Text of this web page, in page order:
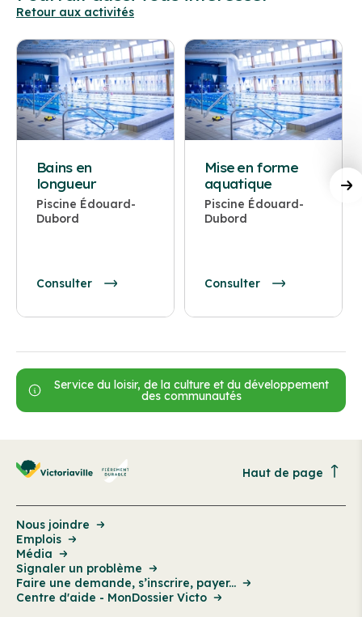
Retour aux activités
Bains en
longueur
Piscine Édouard-
Dubord
Consulter
Mise en forme
aquatique
Piscine Édouard-
Dubord
Consulter
Service du loisir, de la culture et du développement
des communautés
Haut de page
Nous joindre
Emplois
Média
Signaler un problème
Faire une demande, s’inscrire, payer...
Centre d'aide - MonDossier Victo